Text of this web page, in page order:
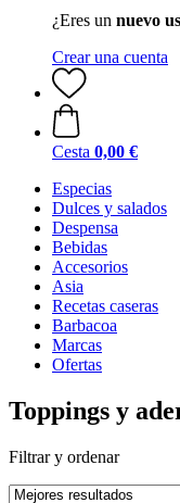
¿Eres un nuevo
Crear una cuenta
Cesta 0,00 €
Especias
Dulces y salados
Despensa
Bebidas
Accesorios
Asia
Recetas caseras
Barbacoa
Marcas
Ofertas
Toppings y
Filtrar y ordenar